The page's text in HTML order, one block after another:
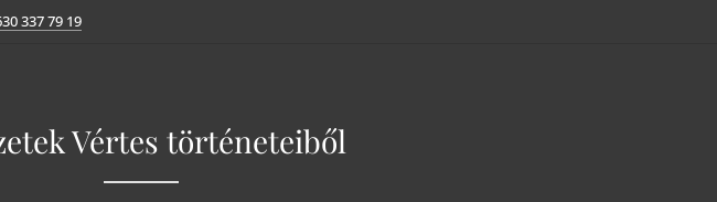
337 79 19
Vértes történeteiből